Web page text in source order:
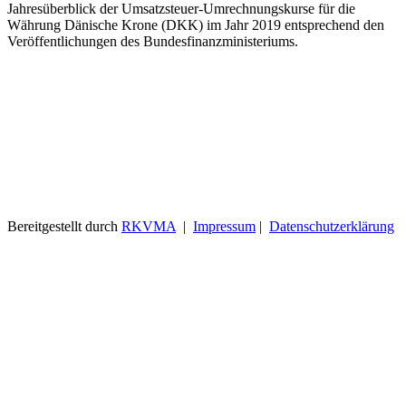
Jahresüberblick der Umsatzsteuer-Umrechnungskurse für die
Währung Dänische Krone (DKK) im Jahr 2019 entsprechend den
Veröffentlichungen des Bundesfinanzministeriums.
Bereitgestellt durch RKVMA| Impressum Datenschutzerklärung